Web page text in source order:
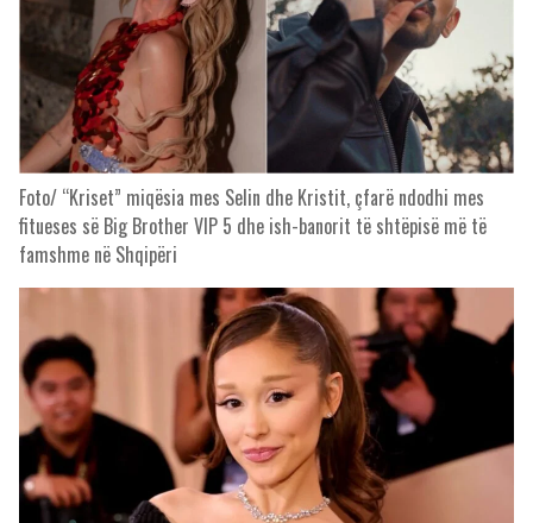
Foto/ “Kriset” miqësia mes Selin dhe Kristit, çfarë ndodhi mes
fitueses së Big Brother VIP 5 dhe ish-banorit të shtëpisë më të
famshme në Shqipëri